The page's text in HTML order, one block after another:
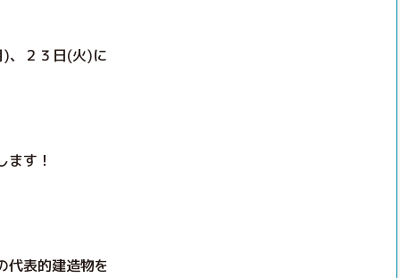
２３日(火)に
す！
代表的建造物を